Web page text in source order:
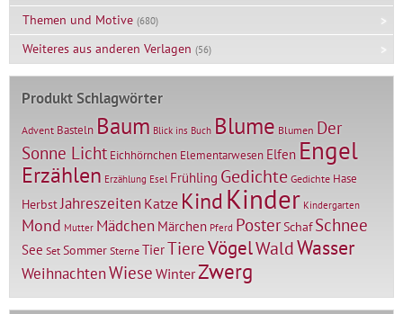
Themen und Motive (680)
Weiteres aus anderen Verlagen (56)
Produkt Schlagwörter
Advent Basteln Baum Blick ins Buch Blume Blumen Der
Sonne Licht Eichhörnchen Elementarwesen Elfen Engel
Erzählen Erzählung Esel Frühling Gedichte Gedichte Hase
HerbstJahreszeitenKatze KindKinder Kindergarten
Mond Mutter Mädchen Märchen Pferd PosterSchaf Schnee
See Set Sommer Sterne TierTiereVögelWaldWasser
WeihnachtenWiese WinterZwerg